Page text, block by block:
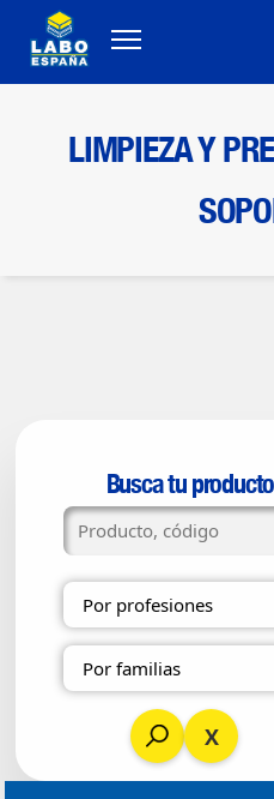
LIMPIEZA Y
Busca tu producto